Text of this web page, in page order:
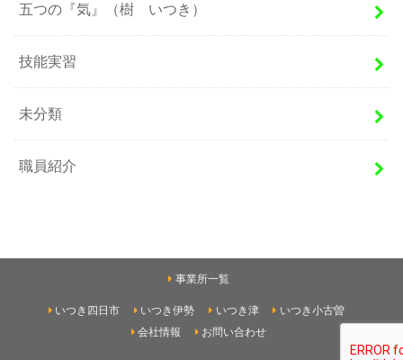
五つの『気』（樹 いつき）
技能実習
未分類
職員紹介
事業所一覧
いつき四日市 いつき伊勢 いつき津
いつき小古曽
会社情報
お問い合わせ